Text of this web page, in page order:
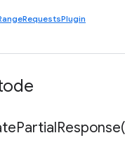
PartialResponse(